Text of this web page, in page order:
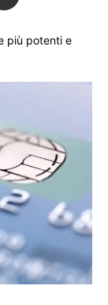
più potenti e